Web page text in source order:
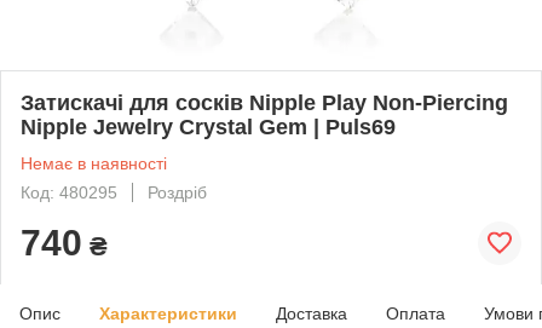
Затискачі для сосків Nipple Play Non-Piercing
Nipple Jewelry Crystal Gem | Puls69
Немає в наявності
Код: 480295
Роздріб
740 ₴
Опис Характеристики Доставка Оплата Умови